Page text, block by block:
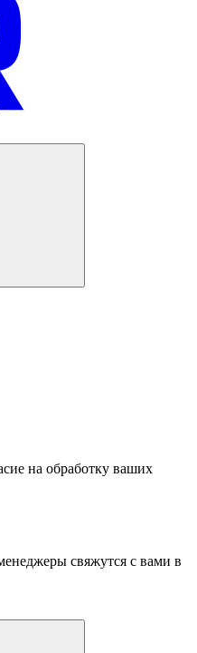
на обработку ваших
свяжутся с вами в